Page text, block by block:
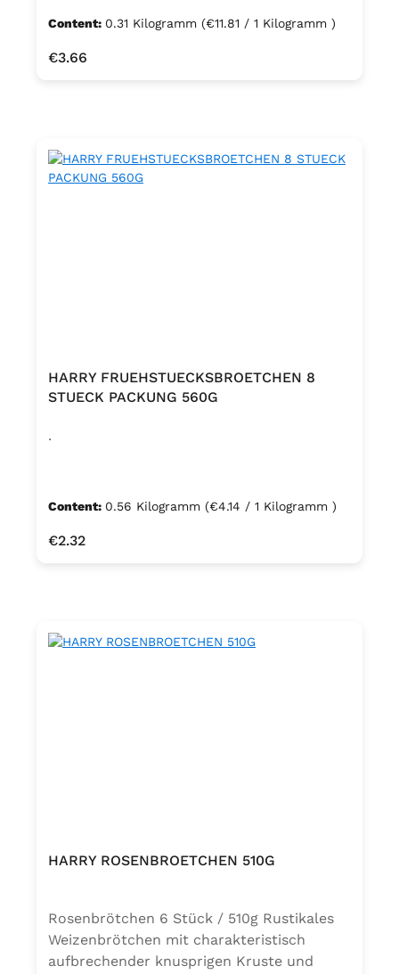
Content: 0.31 Kilogramm (€11.81 / 1 Kilogramm )
Regular price:
€3.66
HARRY FRUEHSTUECKSBROETCHEN 8
STUECK PACKUNG 560G
.
Content: 0.56 Kilogramm (€4.14 / 1 Kilogramm )
Regular price:
€2.32
HARRY ROSENBROETCHEN 510G
Rosenbrötchen 6 Stück / 510g Rustikales
Weizenbrötchen mit charakteristisch
aufbrechender knusprigen Kruste und